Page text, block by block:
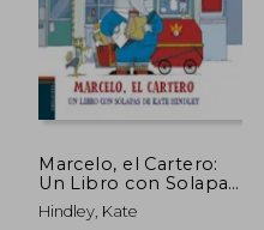
45%
dcto.
$ 120.141
$ 66.077
Marcelo, el Cartero:
Un Libro con Solapas
de Kate Hindley
Hindley, Kate